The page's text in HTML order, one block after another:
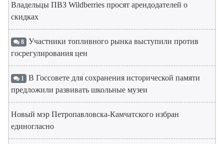
Владельцы ПВЗ Wildberries просят арендодателей о
скидках
8 Участники топливного рынка выступили против
госрегулирования цен
1 В Госсовете для сохранения исторической памяти
предложили развивать школьные музеи
Новый мэр Петропавловска-Камчатского избран
единогласно